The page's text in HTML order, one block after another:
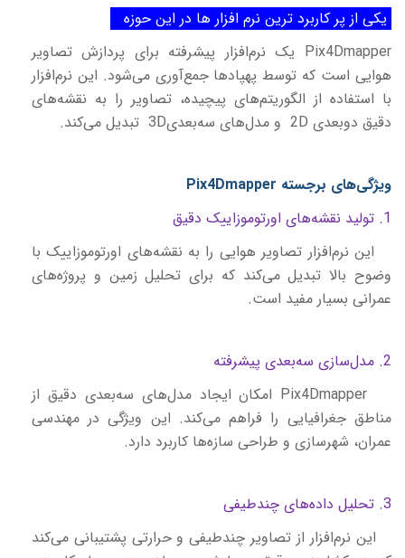
یکی از پر کاربرد ترین نرم افزار ها در این حوزه
Pix4Dmapper یک نرم‌افزار پیشرفته برای پردازش تصاویر
هوایی است که توسط پهپادها جمع‌آوری می‌شود. این نرم‌افزار
با استفاده از الگوریتم‌های پیچیده، تصاویر را به نقشه‌های
دقیق دو‌بعدی 2D
و مدل‌های سه‌بعدی3D تبدیل می‌کند.
ویژگی‌های برجسته Pix4Dmapper
1. تولید نقشه‌های اورتوموزاییک دقیق
این نرم‌افزار تصاویر هوایی را به نقشه‌های اورتوموزاییک با
وضوح بالا تبدیل می‌کند که برای تحلیل زمین و پروژه‌های
عمرانی بسیار مفید است.
2. مدل‌سازی سه‌بعدی پیشرفته
امکان ایجاد مدل‌های سه‌بعدی دقیق از
مناطق جغرافیایی را فراهم می‌کند. این ویژگی در مهندسی
عمران، شهرسازی و طراحی سازه‌ها کاربرد دارد.
3. تحلیل داده‌های چندطیفی
این نرم‌افزار از تصاویر چندطیفی و حرارتی پشتیبانی می‌کند